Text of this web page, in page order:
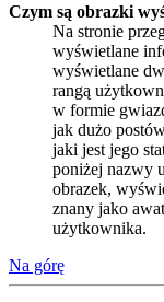
Czym są obrazki
Na stronie
wyświetlane
wyświetlane
rangą
w formie
jak dużo
jaki jest jego
poniżej nazwy
obrazek,
znany jako
użytkownika.
Na górę